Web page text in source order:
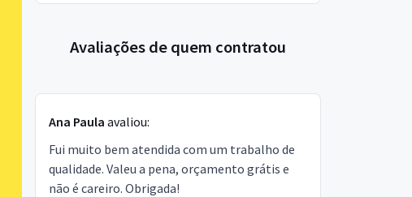
Avaliações de quem contratou
Ana Paula avaliou:
Fui muito bem atendida com um trabalho de
qualidade. Valeu a pena, orçamento grátis e
não é careiro. Obrigada!